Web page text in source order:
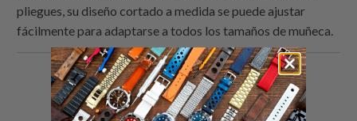
pliegues, su diseño cortado a medida se puede ajustar
fácilmente para adaptarse a todos los tamaños de muñeca.
Comparte
esto
Comparte
esto
Compartir
esto
Email
this